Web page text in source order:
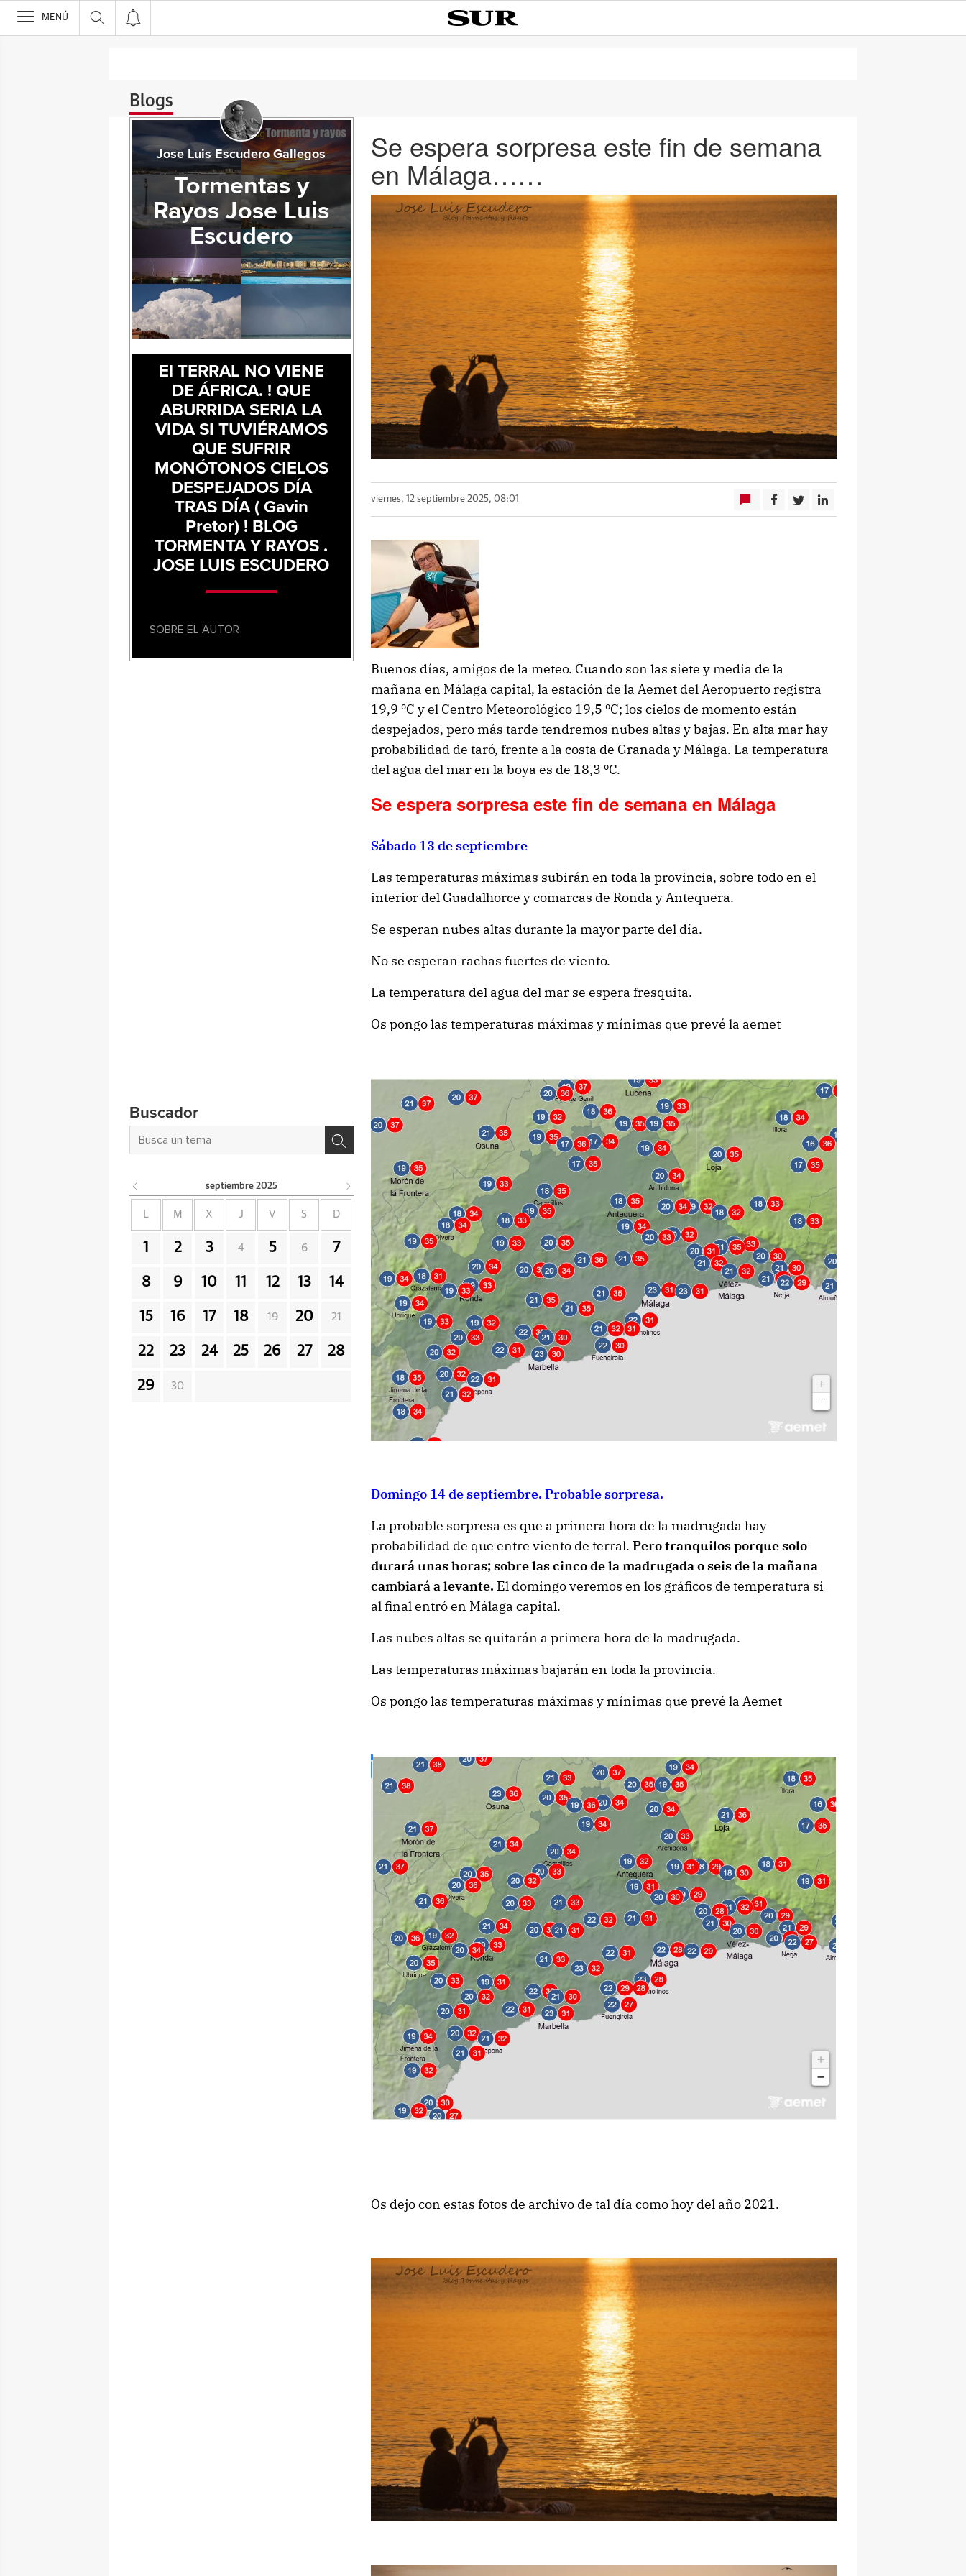
>
MENÚ
Blogs
Se espera sorpresa este fin de semana
en Málaga……
viernes, 12 septiembre 2025, 08:01
Buenos días, amigos de la meteo. Cuando son las siete y media de la
mañana en Málaga capital, la estación de la Aemet del Aeropuerto registra
19,9 ºC y el Centro Meteorológico 19,5 ºC; los cielos de momento están
despejados, pero más tarde tendremos nubes altas y bajas. En alta mar hay
probabilidad de taró, frente a la costa de Granada y Málaga. La temperatura
del agua del mar en la boya es de 18,3 ºC.
Se espera sorpresa este fin de semana en Málaga
Sábado 13 de septiembre
Las temperaturas máximas subirán en toda la provincia, sobre todo en el
interior del Guadalhorce y comarcas de Ronda y Antequera.
Se esperan nubes altas durante la mayor parte del día.
No se esperan rachas fuertes de viento.
La temperatura del agua del mar se espera fresquita.
Os pongo las temperaturas máximas y mínimas que prevé la aemet
Domingo 14 de septiembre. Probable sorpresa.
La probable sorpresa es que a primera hora de la madrugada hay
probabilidad de que entre viento de terral. Pero tranquilos porque solo
durará unas horas; sobre las cinco de la madrugada o seis de la mañana
cambiará a levante. El domingo veremos en los gráficos de temperatura si
al final entró en Málaga capital.
Las nubes altas se quitarán a primera hora de la madrugada.
Las temperaturas máximas bajarán en toda la provincia.
Os pongo las temperaturas máximas y mínimas que prevé la Aemet
Os dejo con estas fotos de archivo de tal día como hoy del año 2021.
Jose Luis Escudero Gallegos
Tormentas y
Rayos Jose Luis
Escudero
El TERRAL NO VIENE
DE ÁFRICA. ! QUE
ABURRIDA SERIA LA
VIDA SI TUVIÉRAMOS
QUE SUFRIR
MONÓTONOS CIELOS
DESPEJADOS DÍA
TRAS DÍA ( Gavin
Pretor) ! BLOG
TORMENTA Y RAYOS .
JOSE LUIS ESCUDERO
SOBRE EL AUTOR
Buscador
septiembre 2025
L M X J V S D
1 2 3 4 5 6 7
8 9 10 11 12 13 14
15 16 17 18 19 20 21
22 23 24 25 26 27 28
29 30